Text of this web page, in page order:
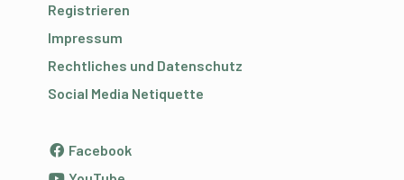
Registrieren
Impressum
Rechtliches und Datenschutz
Social Media Netiquette
Facebook